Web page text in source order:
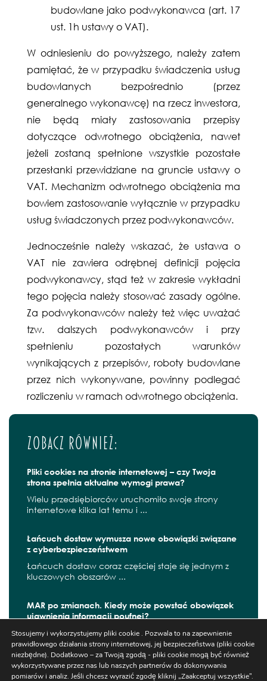
budowlane jako podwykonawca (art. 17
ust. 1h ustawy o VAT).
W odniesieniu do powyższego, należy zatem
pamiętać, że w przypadku świadczenia usług
budowlanych bezpośrednio (przez
generalnego wykonawcę) na rzecz inwestora,
nie będą miały zastosowania przepisy
dotyczące odwrotnego obciążenia, nawet
jeżeli zostaną spełnione wszystkie pozostałe
przesłanki przewidziane na gruncie ustawy o
VAT. Mechanizm odwrotnego obciążenia ma
bowiem zastosowanie wyłącznie w przypadku
usług świadczonych przez podwykonawców.
Jednocześnie należy wskazać, że ustawa o
VAT nie zawiera odrębnej definicji pojęcia
podwykonawcy, stąd też w zakresie wykładni
tego pojęcia należy stosować zasady ogólne.
Za podwykonawców należy też więc uważać
tzw. dalszych podwykonawców i przy
spełnieniu pozostałych warunków
wynikających z przepisów, roboty budowlane
przez nich wykonywane, powinny podlegać
rozliczeniu w ramach odwrotnego obciążenia.
Zobacz również:
Pliki cookies na stronie internetowej – czy Twoja
strona spełnia aktualne wymogi prawa?
Wielu przedsiębiorców uruchomiło swoje strony
internetowe kilka lat temu i ...
Łańcuch dostaw wymusza nowe obowiązki związane
z cyberbezpieczeństwem
Łańcuch dostaw coraz częściej staje się jednym z
kluczowych obszarów ...
MAR po zmianach. Kiedy może powstać obowiązek
ujawnienia informacji poufnej?
W czerwcu 2026 r. zaczęły obowiązywać kolejne
zmiany wynikające z ...
Stosujemy i wykorzystujemy pliki cookie . Pozwala to na zapewnienie
prawidłowego działania strony internetowej, jej bezpieczeństwa (pliki cookie
niezbędne). Dodatkowo – za Twoją zgodą - pliki cookie mogą być również
wykorzystywane przez nas lub naszych partnerów do dokonywania
pomiarów i analiz. Jeśli chcesz wyrazić zgodę kliknij „Zaakceptuj wszystkie”.